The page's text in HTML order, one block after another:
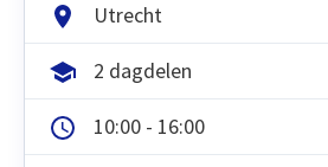
Utrecht
2 dagdelen
10:00 - 16:00